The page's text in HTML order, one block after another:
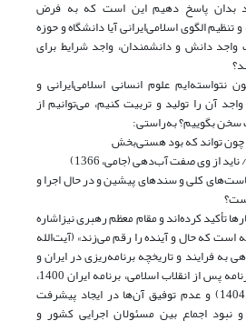
بدان پاسخ دهیم این است که به فرض
الگوی اسلامی‌ایرانی آیا دانشگاه و حوزه
دانش و دانشمندان، واجد شرایط برای
نتواسته‌ایم علوم انسانی اسلامی‌ایرانی و
آن را تولید و تربیت کنیم، می‌توانیم از
سخن بگوییم؟ به‌راستی:
تواند که بود هستی‌بخش
از وی صفت آب‌دهی (جامی، 1366)
کلی و سندهای پیشین و در حال اجرا و
تأکید کرده‌اند و مقام معظم رهبری نیزاشاره
است که حال و آینده را رقم می‌زند» (آیت‌الله
1370). نگاهی به فرایند و تاریخچه برنامه‌ریزی در ایران و
شش برنامه پیش و شش برنامه پس از انقلاب اسلامی، برنامه ایران 1400،
برنامه چشم‌انداز 20ساله (1404) و عدم توفیق آن‌ها در ایجاد پیشرفت
نبود اجماع بین مسئولان اجرایی کشور و